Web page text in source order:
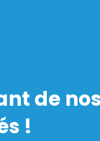
de nos
!